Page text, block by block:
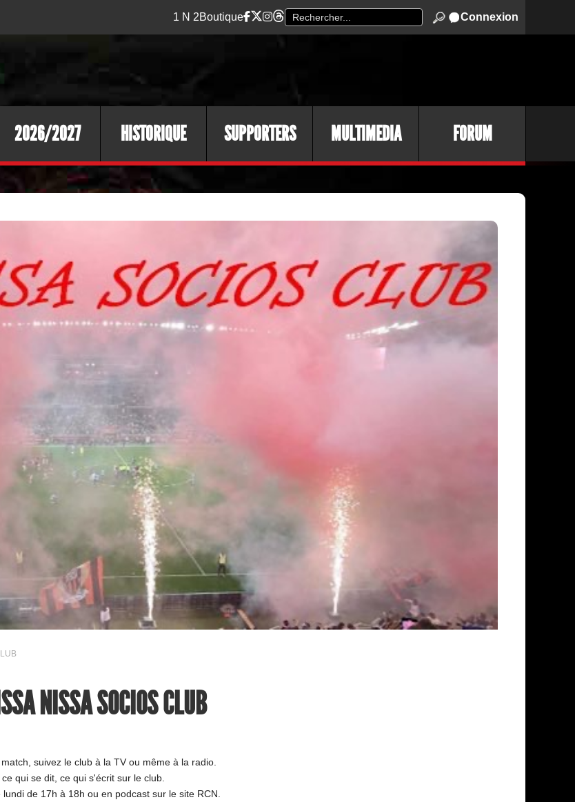
1 N 2Boutique Connexion
2026/2027 HISTORIQUE SUPPORTERS MULTIMEDIA FORUM
NISSA SOCIOS CLUB
suivez le club à la TV ou même à la radio.
qui se dit, ce qui s'écrit sur le club.
de 17h à 18h ou en podcast sur le site RCN.